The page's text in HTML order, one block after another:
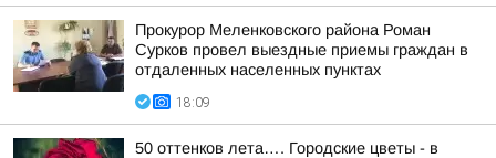
Прокурор Меленковского района Роман
Сурков провел выездные приемы граждан в
отдаленных населенных пунктах
18:09
50 оттенков лета…. Городские цветы - в